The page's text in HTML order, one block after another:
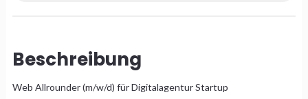
Beschreibung
Web Allrounder (m/w/d) für Digitalagentur Startup